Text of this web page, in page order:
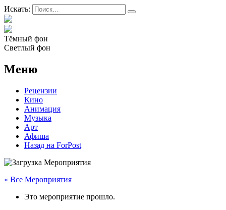
Искать:
Тёмный фон
Светлый фон
Меню
Рецензии
Кино
Анимация
Музыка
Арт
Афиша
Назад на ForPost
« Все Мероприятия
Это мероприятие прошло.